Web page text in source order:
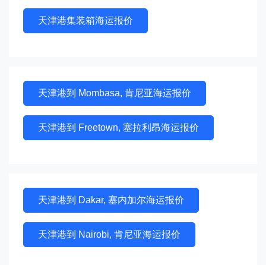
天津港集装箱海运报价
天津港到 Mombasa, 肯尼亚海运报价
天津港到 Freetown, 塞拉利昂海运报价
天津港到 Dakar, 塞内加尔海运报价
天津港到 Nairobi, 肯尼亚海运报价